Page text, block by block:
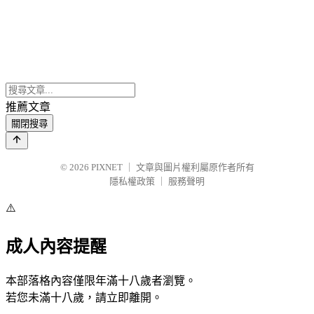
推薦文章
關閉搜尋
© 2026 PIXNET
文章與圖片權利屬原作者所有
隱私權政策
服務聲明
⚠️
成人內容提醒
本部落格內容僅限年滿十八歲者瀏覽。
若您未滿十八歲，請立即離開。